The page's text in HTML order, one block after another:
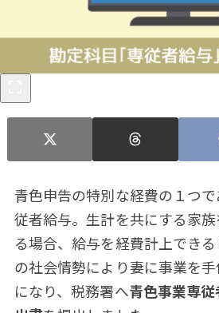
青色申告の特別な経費の１つ
従者給与。生計を共にする家
る場合、給与を経費計上でき
の社会情勢により妻に事業を
になり、税務署へ青色事業専